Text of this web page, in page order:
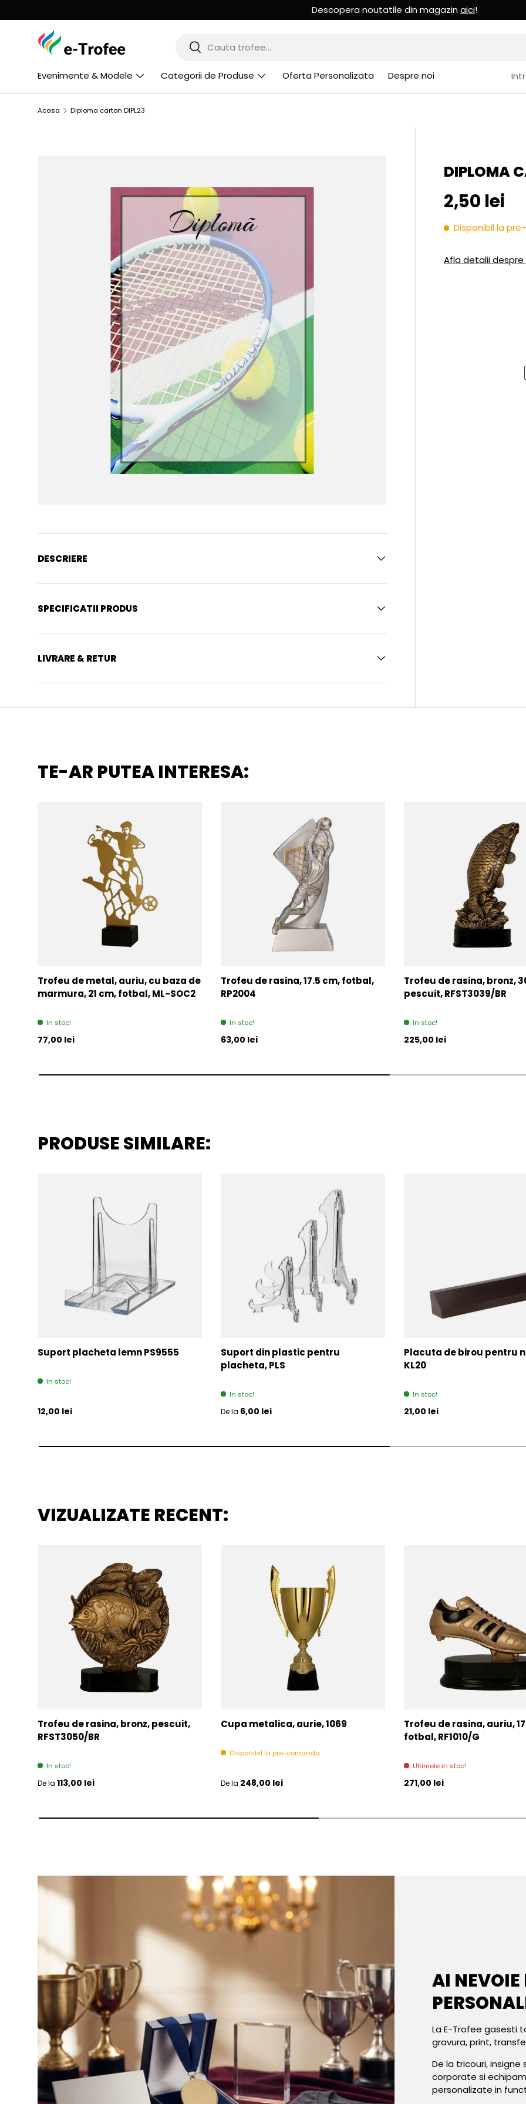
MERGI LA CONTINUT
Descopera noutatile din magazin aici!
Cauta
Cauta
Evenimente & Modele Categorii de Produse Oferta Personalizata Despre noi
Acasa Diploma carton DIPL23
DIPLOMA
Pret initial
2,50 lei
Disponibil la
Afla detalii
DESCRIERE
SPECIFICATII PRODUS
LIVRARE & RETUR
TE-AR PUTEA INTERESA:
Trofeu de metal, auriu, cu baza de
marmura, 21 cm, fotbal, ML-SOC2
In stoc!
Pret initial
77,00 lei
Trofeu de rasina, 17.5 cm, fotbal,
RP2004
In stoc!
Pret initial
63,00 lei
Trofeu de rasina, bronz,
pescuit, RFST3039/BR
In stoc!
Pret initial
225,00 lei
PRODUSE SIMILARE:
Suport placheta lemn PS9555
In stoc!
Pret initial
12,00 lei
Suport din plastic pentru
placheta, PLS
In stoc!
Pret initial
De la 6,00 lei
Placuta de birou pentru
KL20
In stoc!
Pret initial
21,00 lei
VIZUALIZATE RECENT:
Trofeu de rasina, bronz, pescuit,
RFST3050/BR
In stoc!
Pret initial
De la 113,00 lei
Cupa metalica, aurie, 1069
Disponibil la pre-comanda
Pret initial
De la 248,00 lei
Trofeu de rasina, auriu,
fotbal, RF1010/G
Ultimele in stoc!
Pret initial
271,00 lei
AI NEVOIE
La E-Trofee gasesti
gravura, print,
De la tricouri,
corporate si
personalizate in